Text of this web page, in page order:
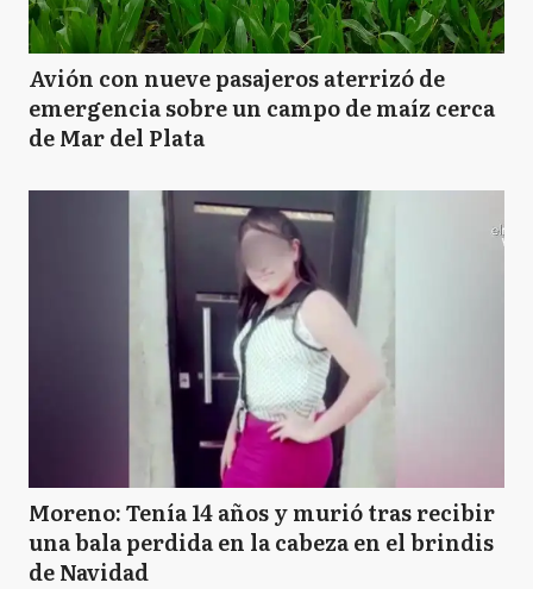
Avión con nueve pasajeros aterrizó de
emergencia sobre un campo de maíz cerca
de Mar del Plata
Moreno: Tenía 14 años y murió tras recibir
una bala perdida en la cabeza en el brindis
de Navidad